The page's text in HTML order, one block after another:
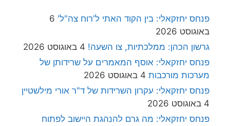
פנחס יחזקאלי: בין הקוד האתי ל'רוח צה"ל' 6
באוגוסט 2026
גרשון הכהן: ממלכתיות, צו השעה! 4 באוגוסט 2026
פנחס יחזקאלי: אוסף המאמרים על שרידותן של
מערכות מורכבות 4 באוגוסט 2026
פנחס יחזקאלי: עקרון השרידות של ד"ר אורי מילשטיין
4 באוגוסט 2026
פנחס יחזקאלי: מה גרם להנהגת היישוב לפתוח